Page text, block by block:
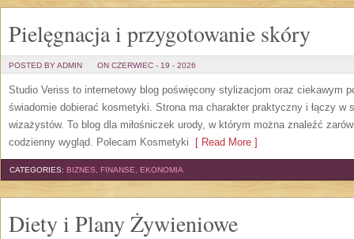
Pielęgnacja i przygotowanie skóry
POSTED BY ADMIN ON CZERWIEC - 19 - 2026
Studio Veriss to internetowy blog poświęcony stylizacjom oraz ciekawym
świadomie dobierać kosmetyki. Strona ma charakter praktyczny i łączy w
wizażystów. To blog dla miłośniczek urody, w którym można znaleźć
codzienny wygląd. Polecam Kosmetyki [ Read More ]
CATEGORIES: BIZNES, FINANSE, EKONOMIA
Diety i Plany Żywieniowe